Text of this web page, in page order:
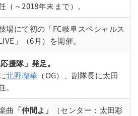
（～2018年末まで）。
場にて初の「FC岐阜スペシャルス
」（6月）を開催。
援隊」発足。
北野瑠華 （OG）、副隊長に太田
曲 「仲間よ」
（センター：太田彩